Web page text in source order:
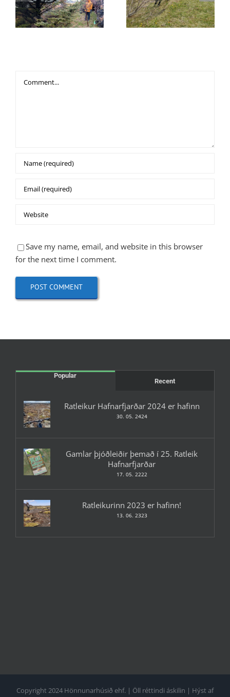
Save my name, email, and website in this browser
for the next time I comment.
Popular
Recent
Ratleikur Hafnarfjarðar 2024 er hafinn
30. 05. 2424
Gamlar þjóðleiðir þemað í 25. Ratleik
Hafnarfjarðar
17. 05. 2222
Ratleikurinn 2023 er hafinn!
13. 06. 2323
Copyright 2024 Hönnunarhúsið ehf. | Öll réttindi áskilin | Hýst af